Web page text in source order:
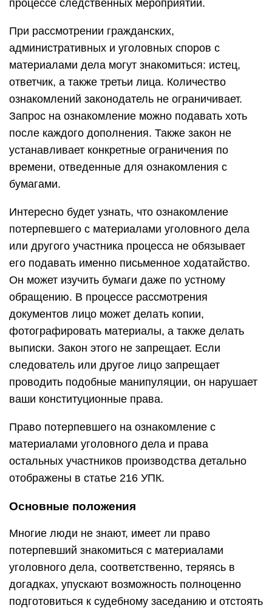
процессе следственных мероприятий.
При рассмотрении гражданских,
административных и уголовных споров с
материалами дела могут знакомиться: истец,
ответчик, а также третьи лица. Количество
ознакомлений законодатель не ограничивает.
Запрос на ознакомление можно подавать хоть
после каждого дополнения. Также закон не
устанавливает конкретные ограничения по
времени, отведенные для ознакомления с
бумагами.
Интересно будет узнать, что ознакомление
потерпевшего с материалами уголовного дела
или другого участника процесса не обязывает
его подавать именно письменное ходатайство.
Он может изучить бумаги даже по устному
обращению. В процессе рассмотрения
документов лицо может делать копии,
фотографировать материалы, а также делать
выписки. Закон этого не запрещает. Если
следователь или другое лицо запрещает
проводить подобные манипуляции, он нарушает
ваши конституционные права.
Право потерпевшего на ознакомление с
материалами уголовного дела и права
остальных участников производства детально
отображены в статье 216 УПК.
Основные положения
Многие люди не знают, имеет ли право
потерпевший знакомиться с материалами
уголовного дела, соответственно, теряясь в
догадках, упускают возможность полноценно
подготовиться к судебному заседанию и отстоять